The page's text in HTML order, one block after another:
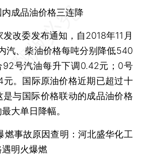
内成品油价格三连降
改委发布通知，自2018年11月
汽、柴油价格每吨分别降低540
号汽油每升下调0.42元；0号
。国际原油价格近期已超过十
与国际价格联动的成品油价格
大单日降幅。
燃事故原因查明：河北盛华化工
明火爆燃